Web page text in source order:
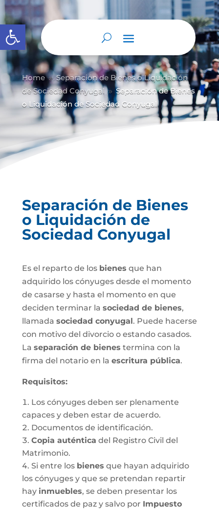
Abrir barra de herramientas
Home 9 Separación de Bienes o Liquidación
de Sociedad Conyugal 9 Separación de Bienes
o Liquidación de Sociedad Conyugal
Separación de Bienes
o Liquidación de
Sociedad Conyugal
Es el reparto de los bienes que han
adquirido los cónyuges desde el momento
de casarse y hasta el momento en que
deciden terminar la sociedad de bienes,
llamada sociedad conyugal. Puede hacerse
con motivo del divorcio o estando casados.
La separación de bienes termina con la
firma del notario en la escritura pública.
Requisitos:
Los cónyuges deben ser plenamente
capaces y deben estar de acuerdo.
Documentos de identificación.
Copia auténtica del Registro Civil del
Matrimonio.
Si entre los bienes que hayan adquirido
los cónyuges y que se pretendan repartir
hay inmuebles, se deben presentar los
certificados de paz y salvo por Impuesto